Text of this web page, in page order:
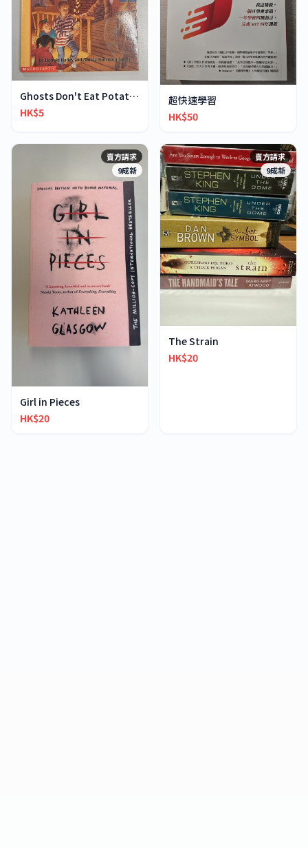
Ghosts Don't Eat Potato Chips
HK$5
超快速學習
HK$50
賣方請求
9成新
Girl in Pieces
HK$20
賣方請求
9成新
The Strain
HK$20